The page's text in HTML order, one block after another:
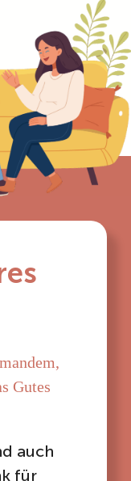
Gutes
auch
für